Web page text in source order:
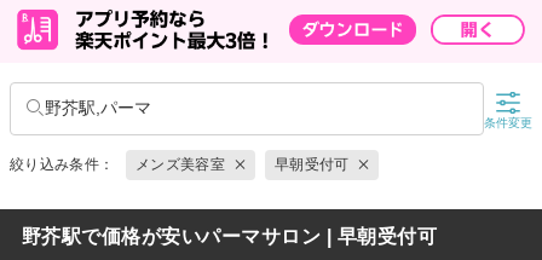
野芥駅,パーマ
条件変更
絞り込み条件： メンズ美容室 早朝受付可
野芥駅で価格が安いパーマサロン | 早朝受付可